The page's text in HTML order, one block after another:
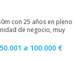
con 25 años en pleno
de negocio, muy
a 100.000 €